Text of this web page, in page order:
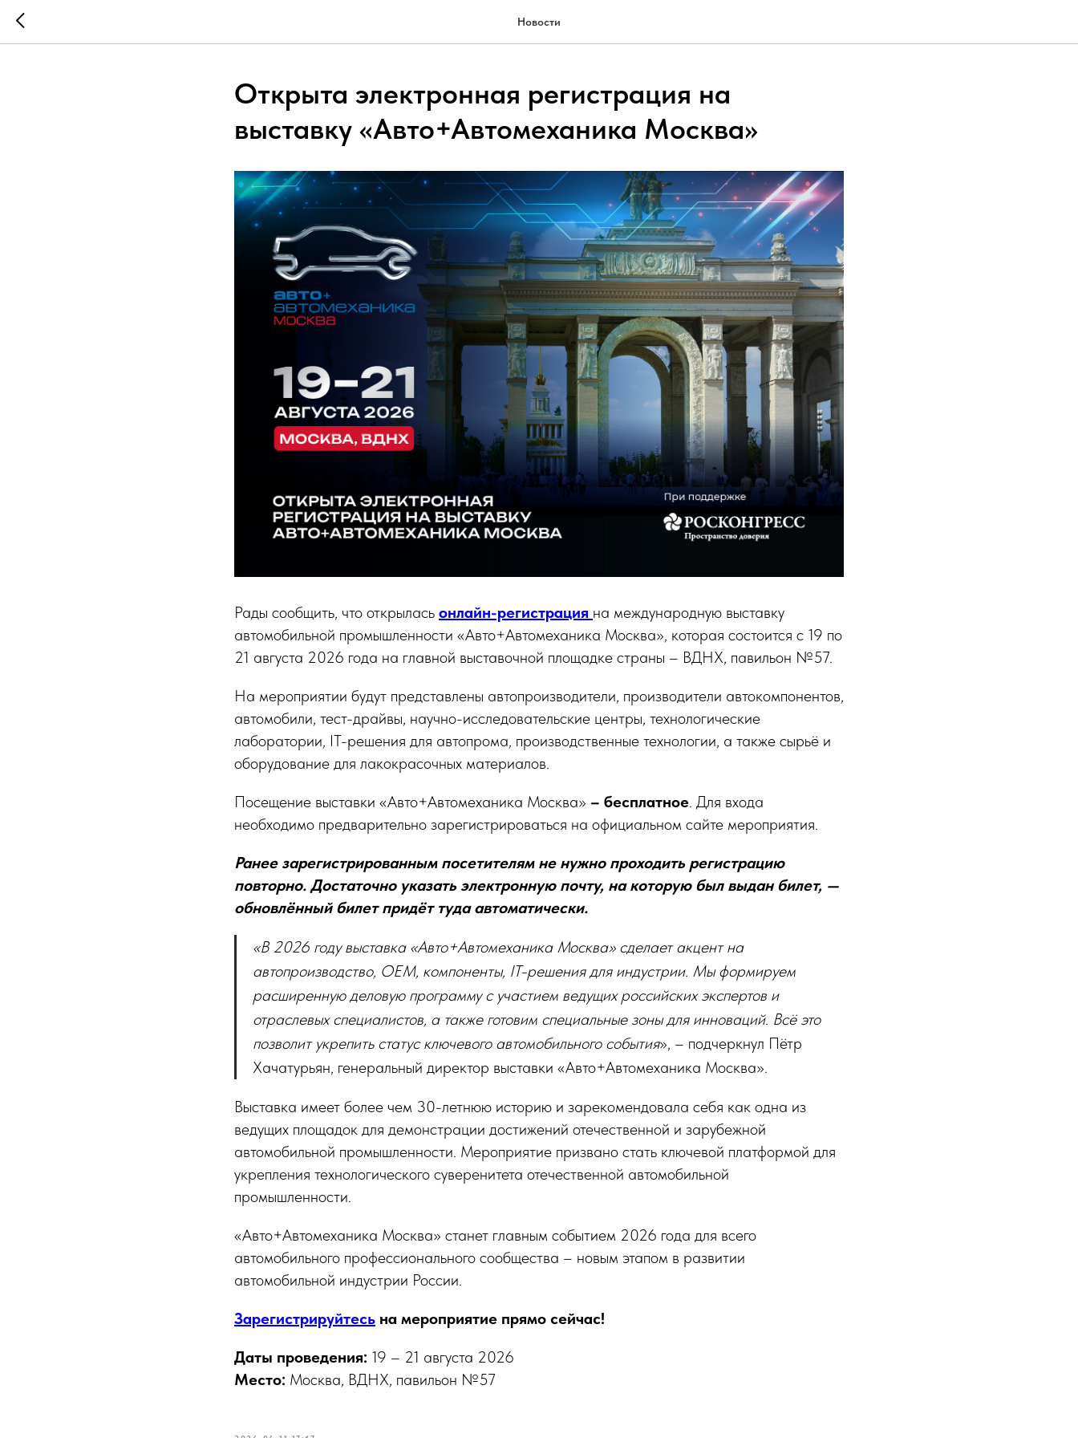
Новости
Открыта электронная регистрация на
выставку «Авто+Автомеханика Москва»
Рады сообщить, что открылась онлайн-регистрация на международную выставку
автомобильной промышленности «Авто+Автомеханика Москва», которая состоится с 19 по
21 августа 2026 года на главной выставочной площадке страны – ВДНХ, павильон №57.
На мероприятии будут представлены автопроизводители, производители автокомпонентов,
автомобили, тест-драйвы, научно-исследовательские центры, технологические
лаборатории, IT-решения для автопрома, производственные технологии, а также сырьё и
оборудование для лакокрасочных материалов.
Посещение выставки «Авто+Автомеханика Москва» – бесплатное. Для входа
необходимо предварительно зарегистрироваться на официальном сайте мероприятия.
Ранее зарегистрированным посетителям не нужно проходить регистрацию
повторно. Достаточно указать электронную почту, на которую был выдан билет, —
обновлённый билет придёт туда автоматически.
«В 2026 году выставка «Авто+Автомеханика Москва» сделает акцент на
автопроизводство, ОЕМ, компоненты, IT-решения для индустрии. Мы формируем
расширенную деловую программу с участием ведущих российских экспертов и
отраслевых специалистов, а также готовим специальные зоны для инноваций. Всё это
позволит укрепить статус ключевого автомобильного события», – подчеркнул Пётр
Хачатурьян, генеральный директор выставки «Авто+Автомеханика Москва».
Выставка имеет более чем 30-летнюю историю и зарекомендовала себя как одна из
ведущих площадок для демонстрации достижений отечественной и зарубежной
автомобильной промышленности. Мероприятие призвано стать ключевой платформой для
укрепления технологического суверенитета отечественной автомобильной
промышленности.
«Авто+Автомеханика Москва» станет главным событием 2026 года для всего
автомобильного профессионального сообщества – новым этапом в развитии
автомобильной индустрии России.
Зарегистрируйтесь на мероприятие прямо сейчас!
Даты проведения: 19 – 21 августа 2026
Место: Москва, ВДНХ, павильон №57